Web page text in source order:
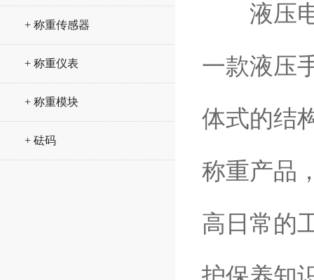
+ 称重传感器
+ 称重仪表
+ 称重模块
+ 砝码
液压电
一款液压
体式的结
称重产品
高日常的